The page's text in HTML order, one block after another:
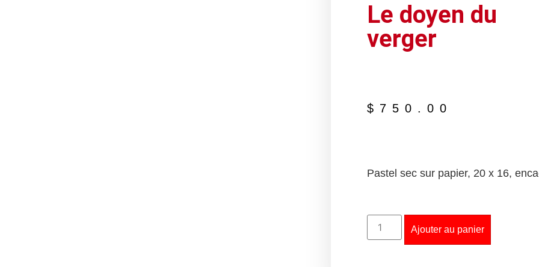
Le doyen du
verger
$ 750.00
Pastel sec sur papier, 20 x 16,
Ajouter au panier